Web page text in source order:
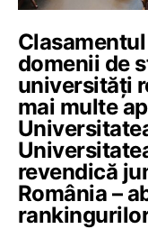
domenii de
universități
mai multe
revendică
România –